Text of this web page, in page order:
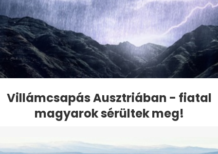
Villámcsapás Ausztriában - fiatal
magyarok sérültek meg!